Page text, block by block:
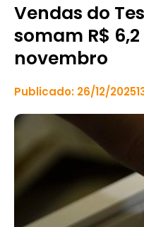
Vendas do
somam R$
novembro
Publicado: 26/12/2025